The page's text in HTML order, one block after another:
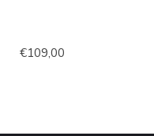
€109,00